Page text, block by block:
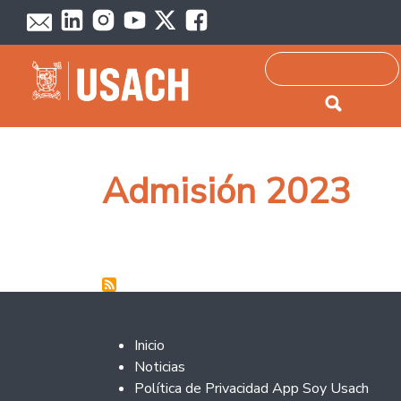
Passar para o conteúdo principal
Pesquisar
Admisión 2023
Footer 2
Inicio
Noticias
Política de Privacidad App Soy Usach